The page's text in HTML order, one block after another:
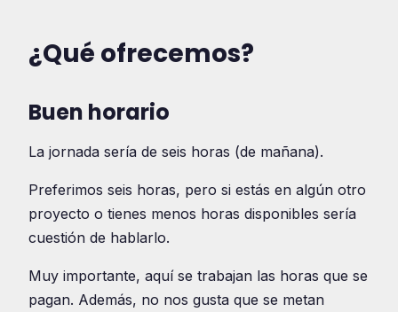
¿Qué ofrecemos?
Buen horario
La jornada sería de seis horas (de mañana).
Preferimos seis horas, pero si estás en algún otro
proyecto o tienes menos horas disponibles sería
cuestión de hablarlo.
Muy importante, aquí se trabajan las horas que se
pagan. Además, no nos gusta que se metan